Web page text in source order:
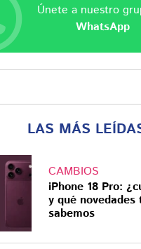
Únete a nuestro
WhatsApp
LAS MÁS
CAMBIOS
iPhone 18 Pro:
y qué novedades
sabemos